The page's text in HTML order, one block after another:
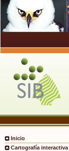
Inicio
Cartografía interactiva